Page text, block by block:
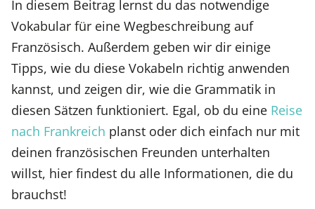
In diesem Beitrag lernst du das notwendige
Vokabular für eine Wegbeschreibung auf
Französisch. Außerdem geben wir dir einige
Tipps, wie du diese Vokabeln richtig anwenden
kannst, und zeigen dir, wie die Grammatik in
diesen Sätzen funktioniert. Egal, ob du eine Reise
nach Frankreich planst oder dich einfach nur mit
deinen französischen Freunden unterhalten
willst, hier findest du alle Informationen, die du
brauchst!